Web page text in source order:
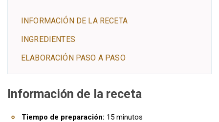
INFORMACIÓN DE LA RECETA
INGREDIENTES
ELABORACIÓN PASO A PASO
Información de la receta
Tiempo de preparación: 15 minutos